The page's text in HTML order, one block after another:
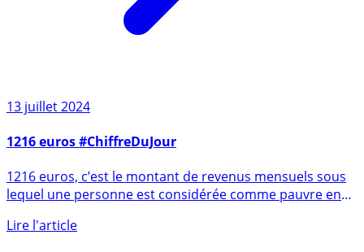
13 juillet 2024
1216 euros #ChiffreDuJour
lequel une personne est considérée comme pauvre en